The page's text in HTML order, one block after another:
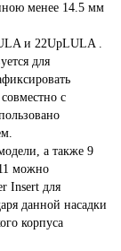
менее 14.5 мм
и 22UpLULA .
для
с
а также 9
можно
Insert для
данной насадки
корпуса